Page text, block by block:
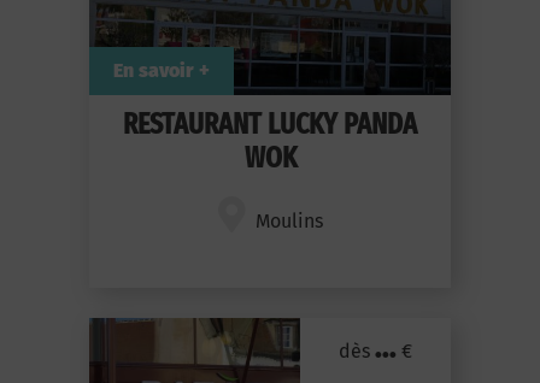
RESTAURANT LUCKY PANDA
WOK
Moulins
En savoir +
dès ... €